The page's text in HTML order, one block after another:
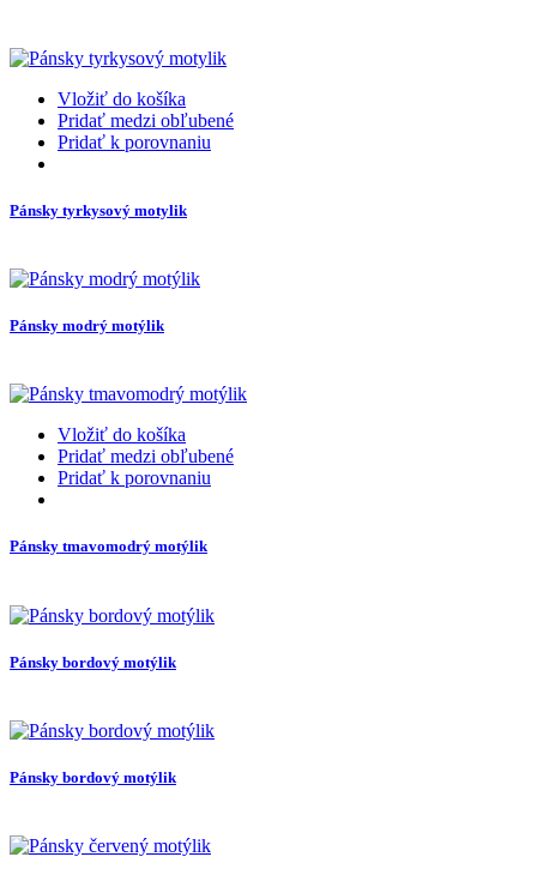
Vložiť do košíka
Pridať medzi obľubené
Pridať k porovnaniu
Pánsky tyrkysový motylik
Pánsky modrý motýlik
Vložiť do košíka
Pridať medzi obľubené
Pridať k porovnaniu
Pánsky tmavomodrý motýlik
Pánsky bordový motýlik
Pánsky bordový motýlik